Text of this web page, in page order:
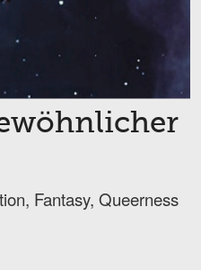
Fantasy, Queerness